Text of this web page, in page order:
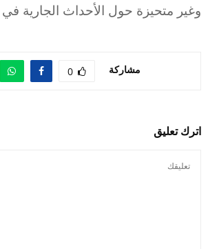
وغير متحيزة حول الأحداث الجارية في
مشاركة 0
اترك تعليق